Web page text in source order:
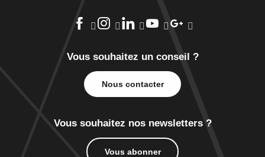
Vous souhaitez un conseil ?
Nous contacter
Vous souhaitez nos newsletters ?
Vous abonner